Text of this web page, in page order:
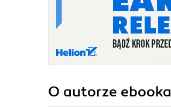
O autorze ebooka